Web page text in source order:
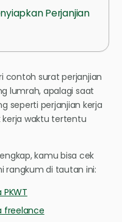
Perjanjian
contoh surat perjanjian
lumrah, apalagi saat
seperti perjanjian kerja
kerja waktu tertentu
kamu bisa cek
rangkum di tautan ini:
freelance